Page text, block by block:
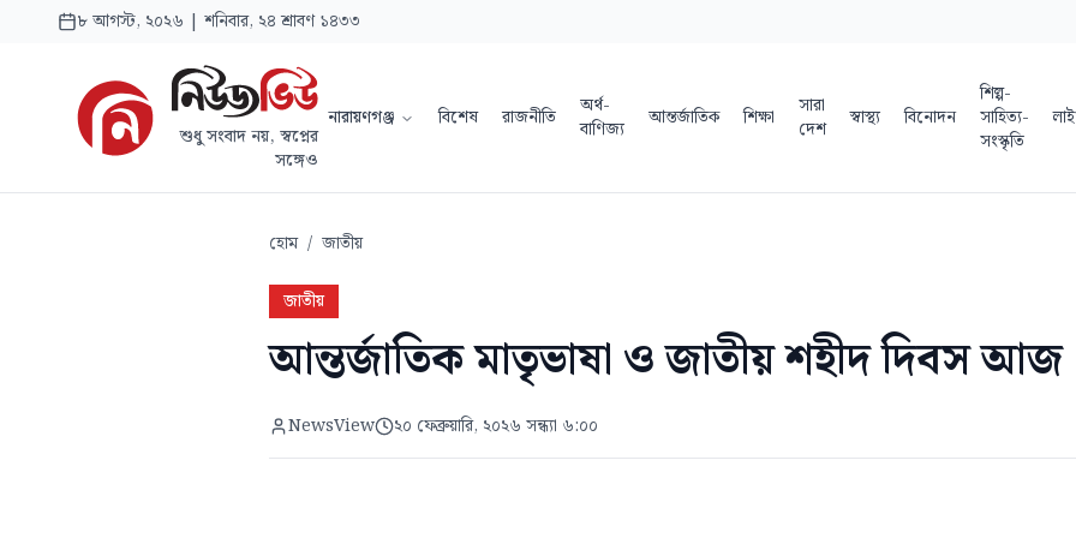
৮ আগস্ট, ২০২৬ | শনিবার, ২৪ শ্রাবণ ১৪৩৩
শুধু সংবাদ নয়, স্বপ্নের
সঙ্গেও
নারায়ণগঞ্জ বিশেষ রাজনীতি
অর্থ-
বাণিজ্য
আন্তর্জাতিক শিক্ষা
সারা
দেশ
স্বাস্থ্য বিনোদন
শিল্প-
সাহিত্য-
সংস্কৃতি
হোম / জাতীয়
জাতীয়
আন্তর্জাতিক মাতৃভাষা ও জাতীয় শহীদ দিবস আজ
NewsView ২০ ফেব্রুয়ারি, ২০২৬ সন্ধ্যা ৬:০০